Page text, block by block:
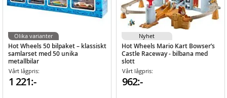
Hot Wheels 50 bilpaket – klassiskt
samlarset med 50 unika
metallbilar
Vårt lågpris:
1 221:-
Olika varianter
Hot Wheels Mario Kart Bowser’s
Castle Raceway - bilbana med
slott
Vårt lågpris:
962:-
Nyhet